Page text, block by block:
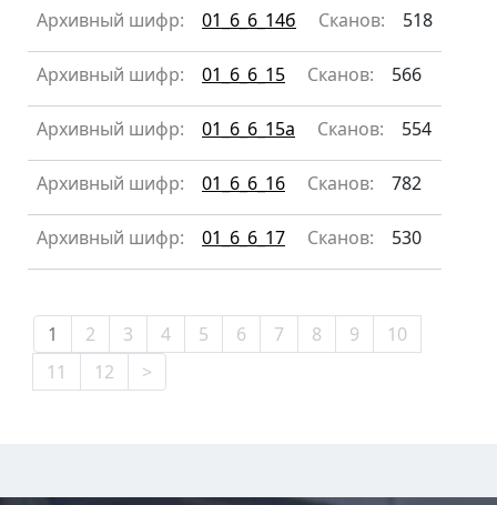
Архивный шифр: 01_6_6_14б Сканов: 518
Архивный шифр: 01_6_6_15 Сканов: 566
Архивный шифр: 01_6_6_15а Сканов: 554
Архивный шифр: 01_6_6_16 Сканов: 782
Архивный шифр: 01_6_6_17 Сканов: 530
1 2 3 4 5 6 7 8 9
10
11
12 >